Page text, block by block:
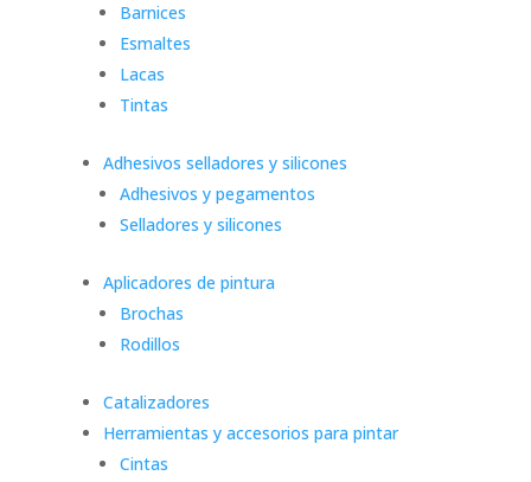
Barnices
Esmaltes
Lacas
Tintas
Adhesivos selladores y silicones
Adhesivos y pegamentos
Selladores y silicones
Aplicadores de pintura
Brochas
Rodillos
Catalizadores
Herramientas y accesorios para pintar
Cintas